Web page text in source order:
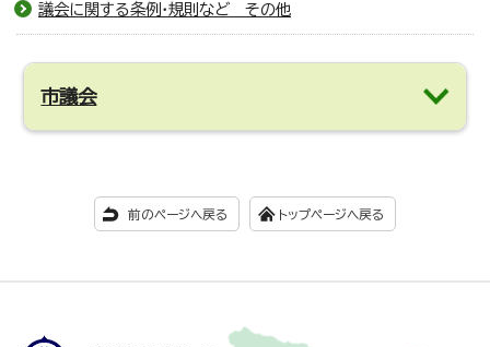
議会に関する条例・規則など その他
市議会
前のページへ戻る トップページへ戻る